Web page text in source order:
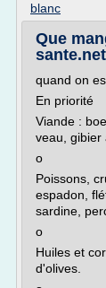
blanc
Que
sante.net
quand on
En priorité
Viande :
veau, gibier
o
Poissons,
espadon,
sardine,
o
Huiles et
d'olives.